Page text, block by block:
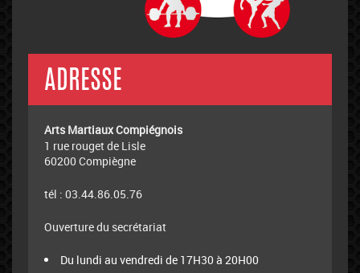
ADRESSE
Arts Martiaux Compiégnois
1 rue rouget de Lisle
60200 Compiègne
tél : 03.44.86.05.76
Ouverture du secrétariat
Du lundi au vendredi de 17H30 à 20H00